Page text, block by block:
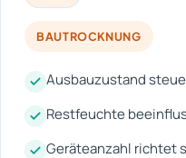
BAUTROCKNUNG
Ausbauzustand
Restfeuchte
Geräteanzahl richtet